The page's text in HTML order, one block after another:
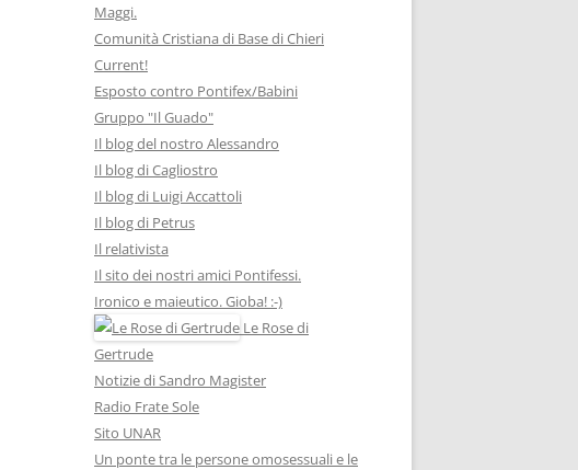
Maggi.
Comunità Cristiana di Base di Chieri
Current!
Esposto contro Pontifex/Babini
Gruppo "Il Guado"
Il blog del nostro Alessandro
Il blog di Cagliostro
Il blog di Luigi Accattoli
Il blog di Petrus
Il relativista
Il sito dei nostri amici Pontifessi.
Ironico e maieutico. Gioba! :-)
Le Rose di
Gertrude
Notizie di Sandro Magister
Radio Frate Sole
Sito UNAR
Un ponte tra le persone omosessuali e le